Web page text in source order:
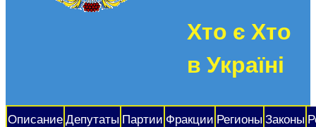
Хто є Хто
в Україні
Описание Депутаты Партии Фракции Регионы Законы